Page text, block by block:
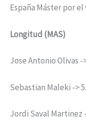
España Máster por
Longitud (MAS)
Jose Antonio Olivas -
Sebastian Maleki ->
Jordi Saval Martinez